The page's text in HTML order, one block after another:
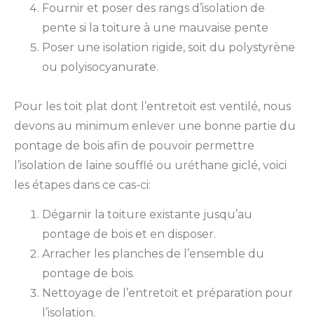
Fournir et poser des rangs d’isolation de
pente si la toiture à une mauvaise pente
Poser une isolation rigide, soit du polystyrène
ou polyisocyanurate.
Pour les toit plat dont l’entretoit est ventilé, nous
devons au minimum enlever une bonne partie du
pontage de bois afin de pouvoir permettre
l’isolation de laine soufflé ou uréthane giclé, voici
les étapes dans ce cas-ci:
Dégarnir la toiture existante jusqu’au
pontage de bois et en disposer.
Arracher les planches de l’ensemble du
pontage de bois.
Nettoyage de l’entretoit et préparation pour
l’isolation.